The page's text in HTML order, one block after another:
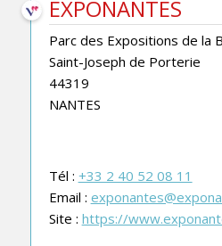
EXPONANTES
Parc des Expositions de la
Saint-Joseph de Porterie
44319
NANTES
Tél : +33 2 40 52 08 11
Email :
Site : https://